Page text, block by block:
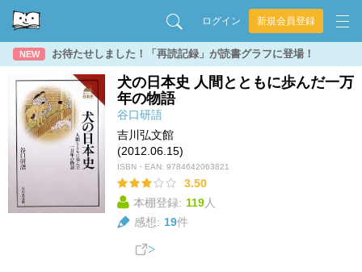
ログイン 新規会員登録
NEW お待たせしました！「再読記録」が読書グラフに登場！
犬の日本史 人間とともに歩んだ一万
年の物語
谷口研語
吉川弘文館
(2012.06.15)
ISBN・EAN: 9784642063821
3.50
本棚登録: 119人
感想: 19件